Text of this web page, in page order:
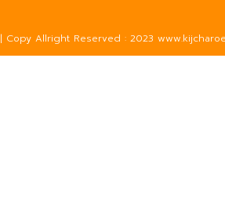
| Copy Allright Reserved : 2023